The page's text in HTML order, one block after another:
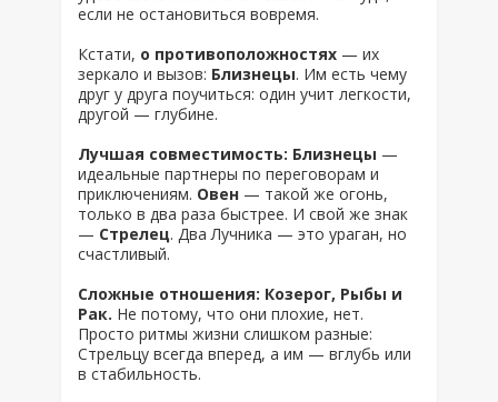
если не остановиться вовремя.
Кстати, о противоположностях — их
зеркало и вызов: Близнецы. Им есть чему
друг у друга поучиться: один учит легкости,
другой — глубине.
Лучшая совместимость: Близнецы —
идеальные партнеры по переговорам и
приключениям. Овен — такой же огонь,
только в два раза быстрее. И свой же знак
— Стрелец. Два Лучника — это ураган, но
счастливый.
Сложные отношения: Козерог, Рыбы и
Рак. Не потому, что они плохие, нет.
Просто ритмы жизни слишком разные:
Стрельцу всегда вперед, а им — вглубь или
в стабильность.